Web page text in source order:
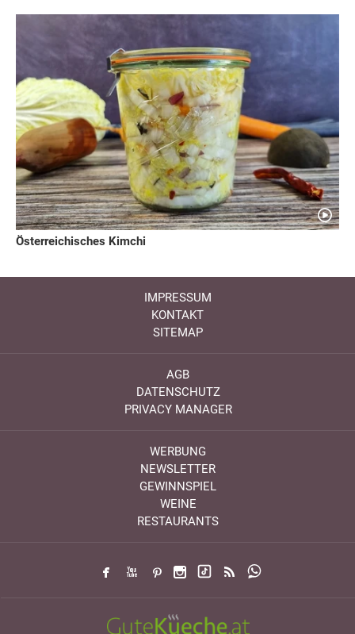
Österreichisches Kimchi
IMPRESSUM
KONTAKT
SITEMAP
AGB
DATENSCHUTZ
PRIVACY MANAGER
WERBUNG
NEWSLETTER
GEWINNSPIEL
WEINE
RESTAURANTS